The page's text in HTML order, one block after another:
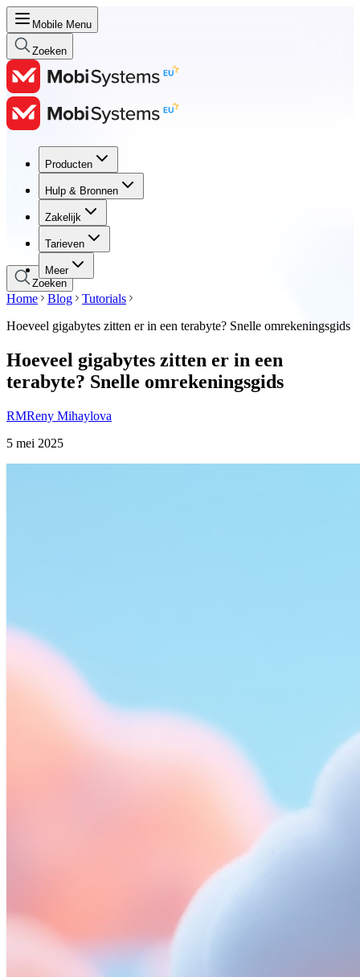
Mobile Menu
Zoeken
Producten
Hulp & Bronnen
Zakelijk
Tarieven
Meer
Producten
Hulp & Bronnen
Zakelijk
Tarieven
Zoeken
Home Blog
Tutorials
Hoeveel gigabytes zitten er in een terabyte? Snelle omrekeningsgids
Hoeveel gigabytes zitten er in een
terabyte? Snelle omrekeningsgids
RMReny Mihaylova
5 mei 2025